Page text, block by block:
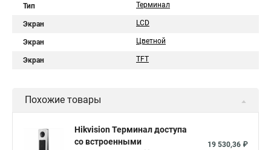
Тип Терминал
Экран LCD
Экран Цветной
Экран TFT
Похожие товары
Hikvision Терминал доступа
со встроенными
19 530,36 ₽